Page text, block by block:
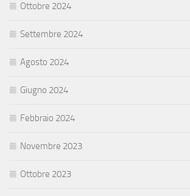
Ottobre 2024
Settembre 2024
Agosto 2024
Giugno 2024
Febbraio 2024
Novembre 2023
Ottobre 2023